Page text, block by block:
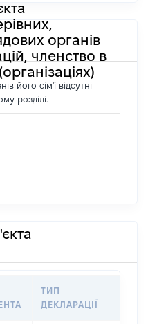
органів
членство в
його сім'ї відсутні
розділі.
ТИП
ДЕКЛАРАЦІЇ